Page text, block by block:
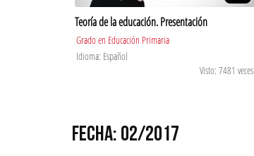
Teoría de la educación. Presentación
Grado en Educación Primaria
Idioma: Español
Visto: 7481 veces
FECHA: 02/2017